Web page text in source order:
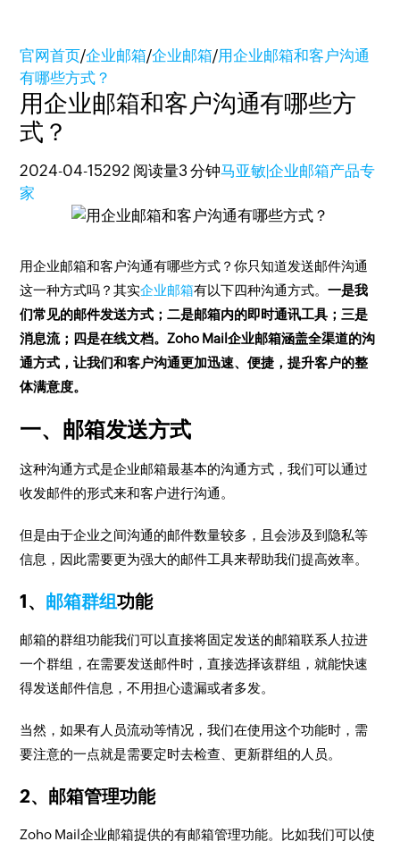
官网首页/企业邮箱/企业邮箱/用企业邮箱和客户沟通
有哪些方式？
用企业邮箱和客户沟通有哪些方
式？
2024-04-15292 阅读量3 分钟马亚敏|企业邮箱产品专
家
用企业邮箱和客户沟通有哪些方式？你只知道发送邮件沟通
这一种方式吗？其实企业邮箱有以下四种沟通方式。一是我
们常见的邮件发送方式；二是邮箱内的即时通讯工具；三是
消息流；四是在线文档。Zoho Mail企业邮箱涵盖全渠道的沟
通方式，让我们和客户沟通更加迅速、便捷，提升客户的整
体满意度。
一、邮箱发送方式
这种沟通方式是企业邮箱最基本的沟通方式，我们可以通过
收发邮件的形式来和客户进行沟通。
但是由于企业之间沟通的邮件数量较多，且会涉及到隐私等
信息，因此需要更为强大的邮件工具来帮助我们提高效率。
1、 邮箱群组功能
邮箱的群组功能我们可以直接将固定发送的邮箱联系人拉进
一个群组，在需要发送邮件时，直接选择该群组，就能快速
得发送邮件信息，不用担心遗漏或者多发。
当然，如果有人员流动等情况，我们在使用这个功能时，需
要注意的一点就是需要定时去检查、更新群组的人员。
2、邮箱管理功能
Zoho Mail企业邮箱提供的有邮箱管理功能。比如我们可以使